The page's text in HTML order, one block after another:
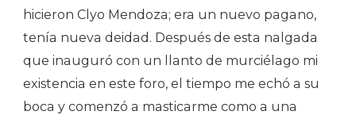
hicieron Clyo Mendoza; era un nuevo pagano,
tenía nueva deidad. Después de esta nalgada
que inauguró con un llanto de murciélago mi
existencia en este foro, el tiempo me echó a su
boca y comenzó a masticarme como a una